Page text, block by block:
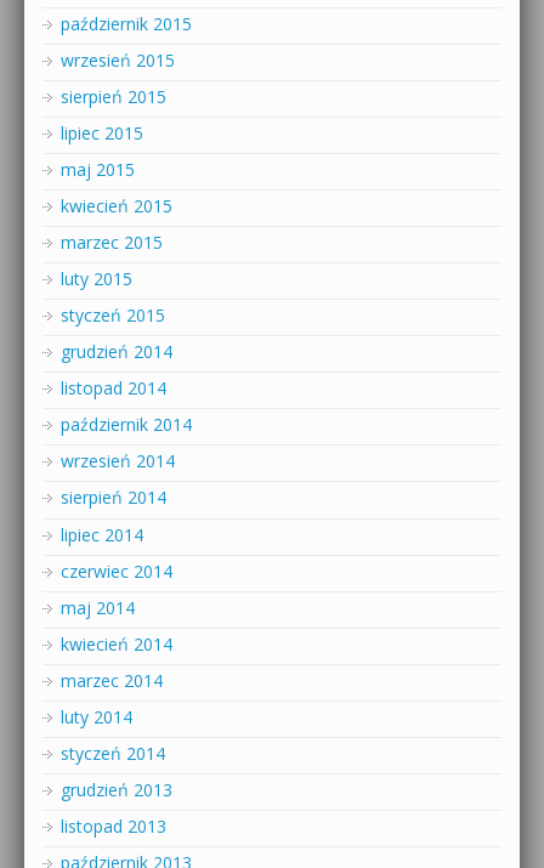
październik 2015
wrzesień 2015
sierpień 2015
lipiec 2015
maj 2015
kwiecień 2015
marzec 2015
luty 2015
styczeń 2015
grudzień 2014
listopad 2014
październik 2014
wrzesień 2014
sierpień 2014
lipiec 2014
czerwiec 2014
maj 2014
kwiecień 2014
marzec 2014
luty 2014
styczeń 2014
grudzień 2013
listopad 2013
październik 2013